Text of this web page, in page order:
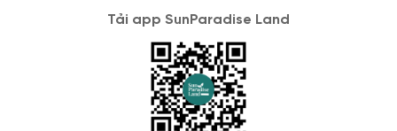
Tải app SunParadise Land